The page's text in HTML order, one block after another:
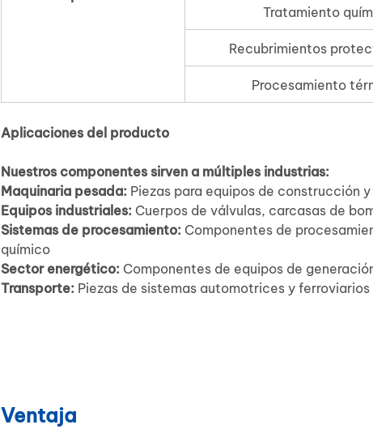
Tratamiento
Recubrimientos
Procesamiento
Aplicaciones del producto
Nuestros componentes sirven a múltiples industrias:
Maquinaria pesada: Piezas para equipos de construcción
Equipos industriales: Cuerpos de válvulas, carcasas de
Sistemas de procesamiento: Componentes de
químico
Sector energético: Componentes de equipos de
Transporte: Piezas de sistemas automotrices y ferroviarios
Ventaja